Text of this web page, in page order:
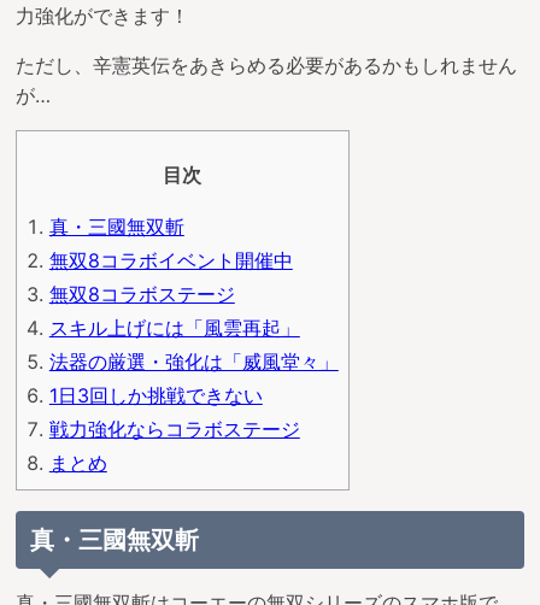
力強化ができます！
ただし、辛憲英伝をあきらめる必要があるかもしれません
が…
目次
真・三國無双斬
無双8コラボイベント開催中
無双8コラボステージ
スキル上げには「風雲再起」
法器の厳選・強化は「威風堂々」
1日3回しか挑戦できない
戦力強化ならコラボステージ
まとめ
真・三國無双斬